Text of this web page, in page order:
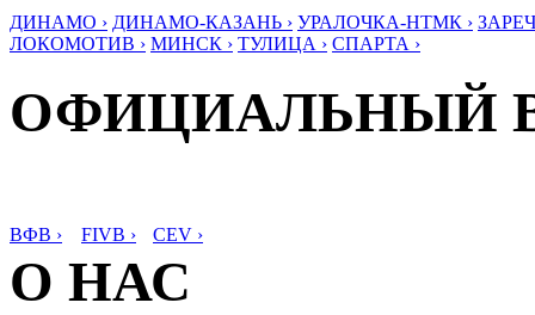
ДИНАМО › ДИНАМО-КАЗАНЬ › УРАЛОЧКА-НТМК ›
ЛОКОМОТИВ › МИНСК › ТУЛИЦА › СПАРТА ›
ОФИЦИАЛЬНЫЙ
ВФВ › FIVB › CEV ›
О НАС